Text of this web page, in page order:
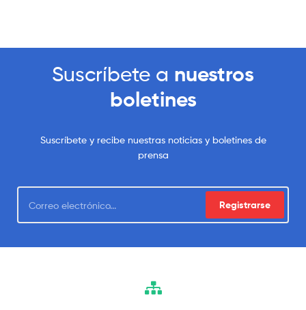
Suscríbete a nuestros
boletines
Suscríbete y recibe nuestras noticias y boletines de
prensa
Registrarse